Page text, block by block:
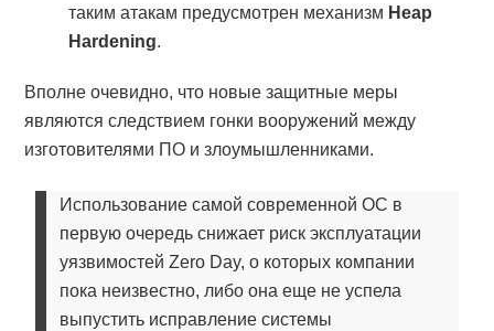
таким атакам предусмотрен механизм Heap
Hardening.
Вполне очевидно, что новые защитные меры
являются следствием гонки вооружений между
изготовителями ПО и злоумышленниками.
Использование самой современной ОС в
первую очередь снижает риск эксплуатации
уязвимостей Zero Day, о которых компании
пока неизвестно, либо она еще не успела
выпустить исправление системы